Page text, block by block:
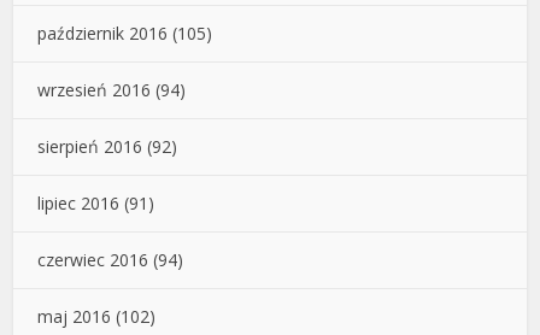
październik 2016 (105)
wrzesień 2016 (94)
sierpień 2016 (92)
lipiec 2016 (91)
czerwiec 2016 (94)
maj 2016 (102)